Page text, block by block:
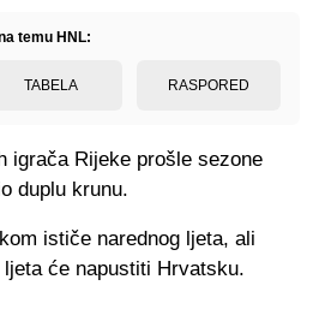
temu HNL:
TABELA RASPORED
igrača Rijeke prošle sezone
duplu krunu.
ističe narednog ljeta, ali
će napustiti Hrvatsku.